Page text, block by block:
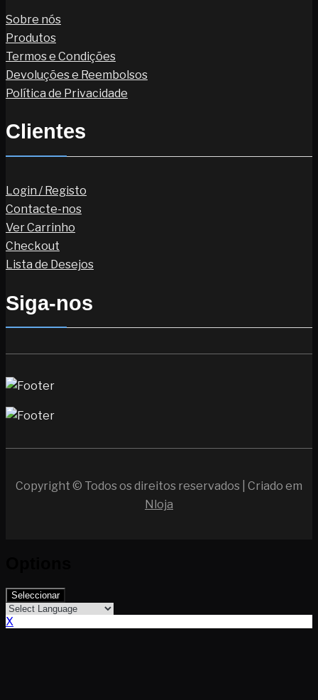
Sobre nós
Produtos
Termos e Condições
Devoluções e Reembolsos
Política de Privacidade
Clientes
Login / Registo
Contacte-nos
Ver Carrinho
Checkout
Lista de Desejos
Siga-nos
Copyright © Todos os direitos reservados | Criado em
Nloja
Seleccionar
X